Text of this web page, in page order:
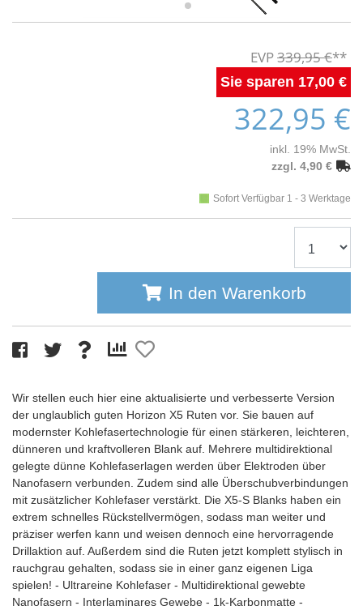
339,95 €
17,00 €
322,95 €
inkl. 19% MwSt.
zzgl. 4,90 €
Sofort Verfügbar 1 - 3 Werktage
In den Warenkorb
Wir stellen euch hier eine aktualisierte und verbesserte Version
der unglaublich guten Horizon X5 Ruten vor. Sie bauen auf
modernster Kohlefasertechnologie für einen stärkeren, leichteren,
dünneren und kraftvolleren Blank auf. Mehrere multidirektional
gelegte dünne Kohlefaserlagen werden über Elektroden über
Nanofasern verbunden. Zudem sind alle Überschubverbindungen
mit zusätzlicher Kohlefaser verstärkt. Die X5-S Blanks haben ein
extrem schnelles Rückstellvermögen, sodass man weiter und
präziser werfen kann und weisen dennoch eine hervorragende
Drillaktion auf. Außerdem sind die Ruten jetzt komplett stylisch in
rauchgrau gehalten, sodass sie in einer ganz eigenen Liga
spielen! - Ultrareine Kohlefaser - Multidirektional gewebte
Nanofasern - Interlaminares Gewebe - 1k-Karbonmatte -